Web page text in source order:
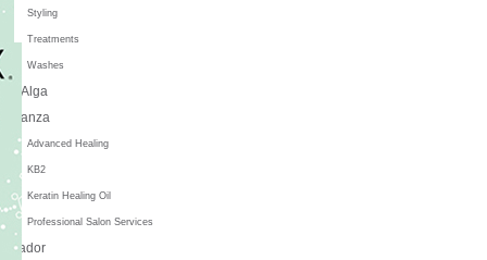
Styling
Treatments
Washes
L'Alga
L'anza
Advanced Healing
KB2
Keratin Healing Oil
Professional Salon Services
Lador